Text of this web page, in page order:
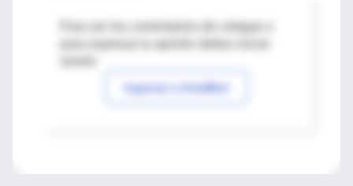
Para ver los comentarios de colegas o
Ingresar a IntraMed